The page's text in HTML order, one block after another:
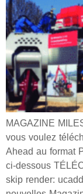
MAGAZINE
vous voulez
Ahead au format
ci-dessous
skip render: